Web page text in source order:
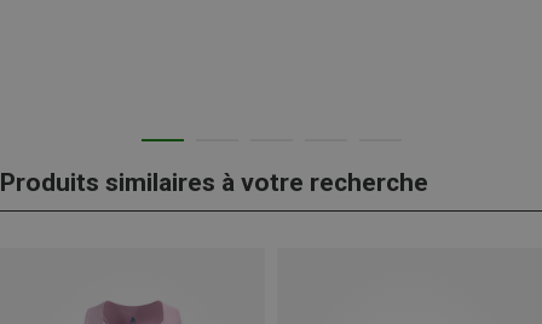
Produits similaires à votre recherche